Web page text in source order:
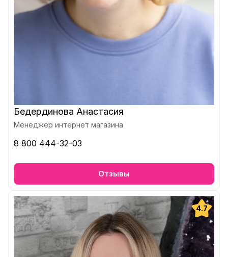
Бедердинова Анастасия
Менеджер интернет магазина
8 800 444-32-03
Отзывы
4.7